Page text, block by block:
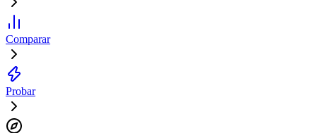
Comparar
Probar